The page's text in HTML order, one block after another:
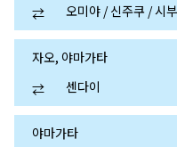
⇄
오미야 / 신주쿠 / 시
자오, 야마가타
⇄
센다이
야마가타